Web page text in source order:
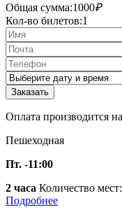
Общая сумма:1000₽
Кол-во билетов:1
Оплата производится
Пешеходная
Пт. -11:00
2 часа Количество мест:
Подробнее